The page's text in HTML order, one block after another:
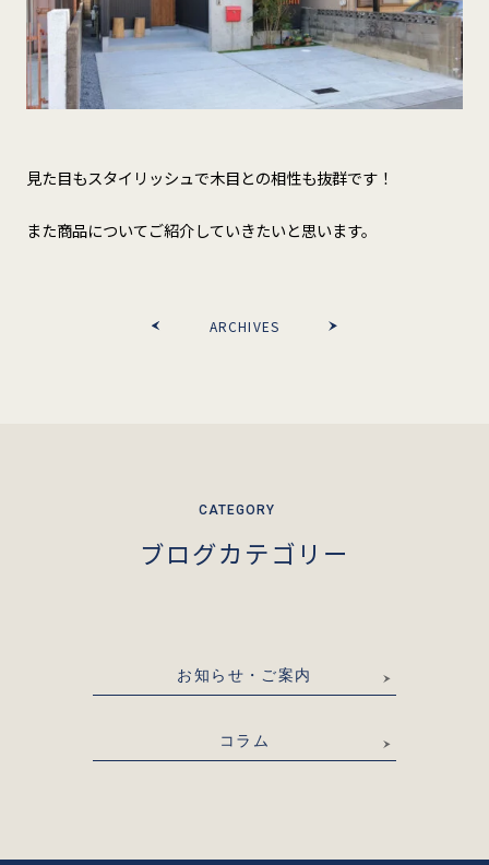
見た目もスタイリッシュで木目との相性も抜群です！
また商品についてご紹介していきたいと思います。
ARCHIVES
ブログカテゴリー
お知らせ・ご案内
コラム